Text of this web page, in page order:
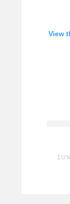
View
A post shared by ספורט1